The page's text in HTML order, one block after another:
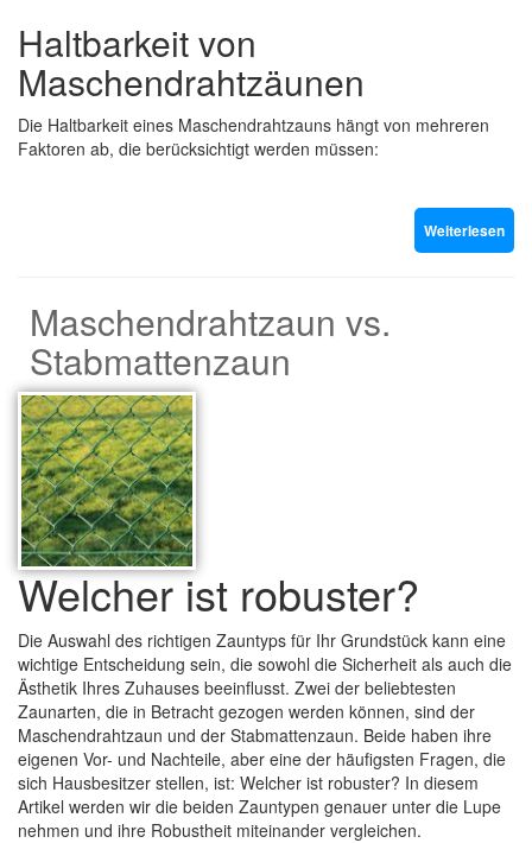
Haltbarkeit von
Maschendrahtzäunen
Die Haltbarkeit eines Maschendrahtzauns hängt von mehreren
Faktoren ab, die berücksichtigt werden müssen:
Weiterlesen
Maschendrahtzaun vs.
Stabmattenzaun
Welcher ist robuster?
Die Auswahl des richtigen Zauntyps für Ihr Grundstück kann eine
wichtige Entscheidung sein, die sowohl die Sicherheit als auch die
Ästhetik Ihres Zuhauses beeinflusst. Zwei der beliebtesten
Zaunarten, die in Betracht gezogen werden können, sind der
Maschendrahtzaun und der Stabmattenzaun. Beide haben ihre
eigenen Vor- und Nachteile, aber eine der häufigsten Fragen, die
sich Hausbesitzer stellen, ist: Welcher ist robuster? In diesem
Artikel werden wir die beiden Zauntypen genauer unter die Lupe
nehmen und ihre Robustheit miteinander vergleichen.